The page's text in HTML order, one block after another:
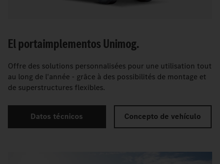
El portaimplementos Unimog.
Offre des solutions personnalisées pour une utilisation tout
au long de l'année - grâce à des possibilités de montage et
de superstructures flexibles.
Datos técnicos Concepto de vehículo